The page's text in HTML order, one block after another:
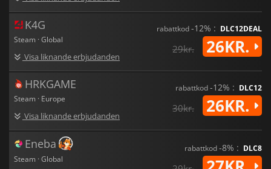
K4G
Steam · Global
Visa liknande erbjudanden
rabattkod-12% : DLC12DEAL
29kr. 26KR.
HRKGAME
Steam · Europe
Visa liknande erbjudanden
rabattkod-12% : DLC12
30kr. 26KR.
Eneba
Steam · Global
rabattkod-8% : DLC8